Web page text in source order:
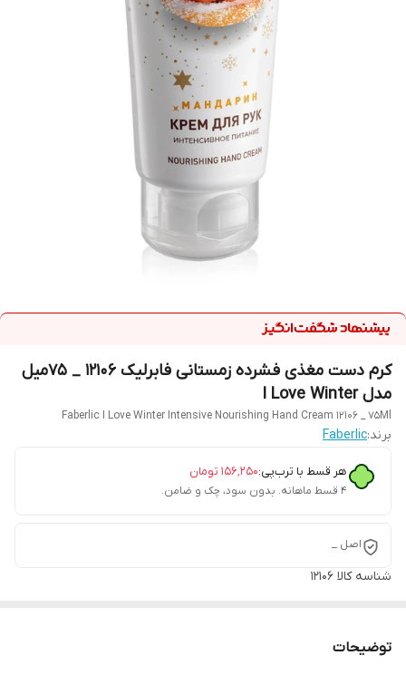
کرم دست مغذی فشرده زمستانی فابرلیک 12106 _ 75میل
مدل I Love Winter
Faberlic I Love Winter Intensive Nourishing Hand Cream 12106 _ 75Ml
برند:Faberlic
هر قسط با ترب‌پی:۱۵۶٬۲۵۰ تومان
۴ قسط ماهانه. بدون سود، چک و ضامن.
اصل _
شناسه کالا 12106
توضیحات